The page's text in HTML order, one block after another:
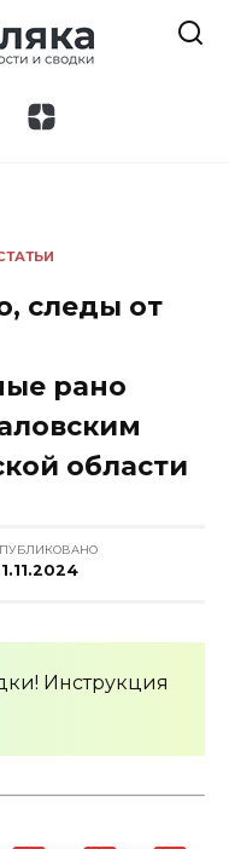
следы от
рано
области
Инструкция